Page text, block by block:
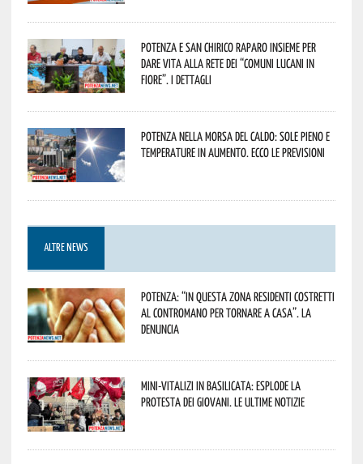
Potenza e San Chirico Raparo insieme per
dare vita alla rete dei “Comuni Lucani in
Fiore”. I dettagli
Potenza nella morsa del caldo: sole pieno e
temperature in aumento. Ecco le previsioni
ALTRE NEWS
Potenza: “In questa zona residenti costretti
al contromano per tornare a casa”. La
denuncia
Mini-vitalizi in Basilicata: esplode la
protesta dei giovani. Le ultime notizie